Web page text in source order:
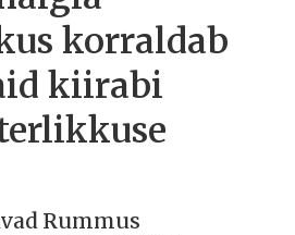
korraldab
kiirabi
Rummus